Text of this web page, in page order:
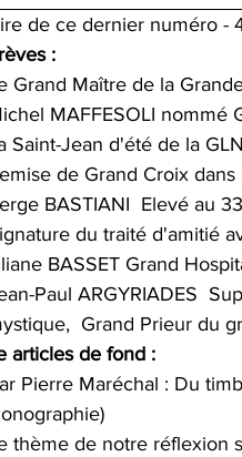
de ce dernier numéro -
:
Grand Maître de la
MAFFESOLI nommé
Saint-Jean d'été de la
de Grand Croix
BASTIANI  Elevé au
du traité d'amitié
BASSET Grand
Paul ARGYRIADES
Grand Prieur du
articles de fond :
Pierre Maréchal : Du
thème de notre réflexion